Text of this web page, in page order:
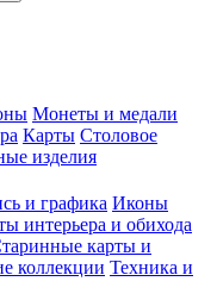
Монеты и медали
Карты Столовое
изделия
и графика Иконы
интерьера и обихода
карты и
коллекции Техника и